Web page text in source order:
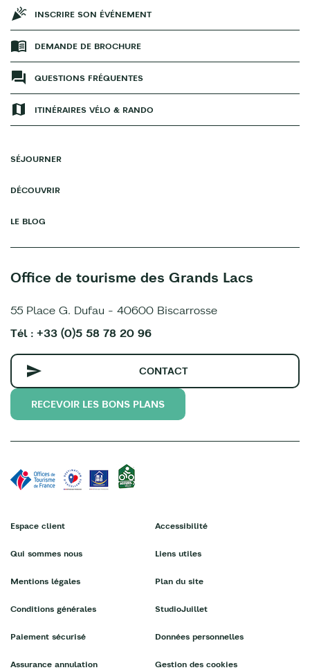
INSCRIRE SON ÉVÉNEMENT
DEMANDE DE BROCHURE
QUESTIONS FRÉQUENTES
ITINÉRAIRES VÉLO & RANDO
SÉJOURNER
DÉCOUVRIR
LE BLOG
Office de tourisme des Grands Lacs
55 Place G. Dufau - 40600 Biscarrosse
Tél : +33 (0)5 58 78 20 96
CONTACT
RECEVOIR LES BONS PLANS
Espace client
Qui sommes nous
Mentions légales
Conditions générales
Paiement sécurisé
Assurance annulation
Accessibilité
Liens utiles
Plan du site
StudioJuillet
Données personnelles
Gestion des cookies